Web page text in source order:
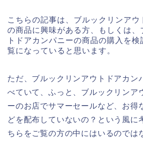
こちらの記事は、ブルックリンアウ
の商品に興味がある方、もしくは、
トドアカンパニーの商品の購入を
覧になっていると思います。
ただ、ブルックリンアウトドアカン
べていて、ふっと、ブルックリンア
ーのお店でサマーセールなど、お得
どを配布していないの？という風に
ちらをご覧の方の中にはいるのでは